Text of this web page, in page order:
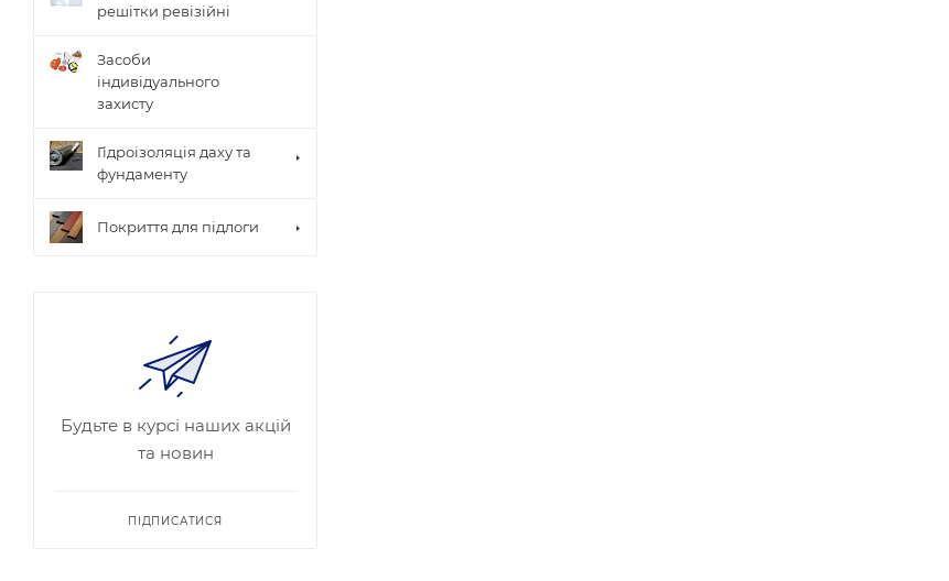
решітки ревізійні
Засоби
індивідуального
захисту
Гідроізоляція даху та
фундаменту
Покриття для підлоги
Будьте в курсі наших акцій
та новин
ПІДПИСАТИСЯ